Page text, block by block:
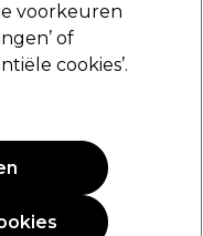
All-in-1
voorkeuren
of
cookies’.